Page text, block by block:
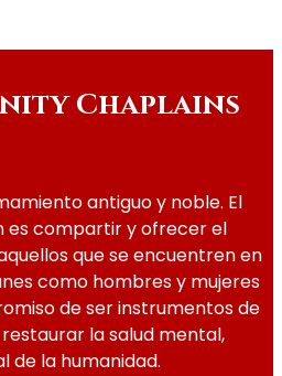
Chaplains
antiguo y noble. El
es compartir y ofrecer el
que se encuentren en
como hombres y mujeres
de ser instrumentos de
la salud mental,
de la humanidad.